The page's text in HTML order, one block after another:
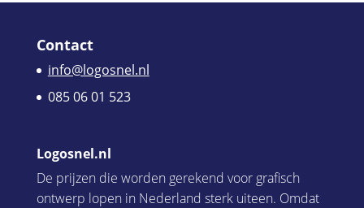
Contact
info@logosnel.nl
085 06 01 523
Logosnel.nl
De prijzen die worden gerekend voor grafisch
ontwerp lopen in Nederland sterk uiteen. Omdat